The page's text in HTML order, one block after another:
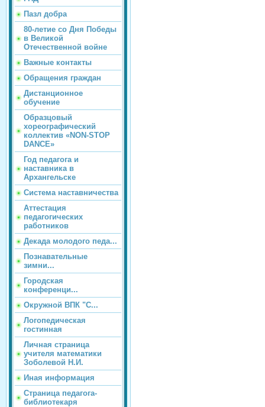
Пазл добра
80-летие со Дня Победы
в Великой
Отечественной войне
Важные контакты
Обращения граждан
Дистанционное
обучение
Образцовый
хореографический
коллектив «NON-STOP
DANCE»
Год педагога и
наставника в
Архангельске
Система наставничества
Аттестация
педагогических
работников
Декада молодого педа...
Познавательные
зимни...
Городская
конференци...
Окружной ВПК "С...
Логопедическая
гостинная
Личная страница
учителя математики
Зоболевой Н.И.
Иная информация
Страница педагога-
библиотекаря